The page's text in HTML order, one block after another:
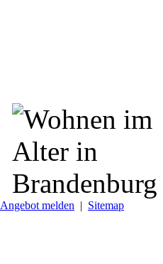
Angebot melden | Sitemap